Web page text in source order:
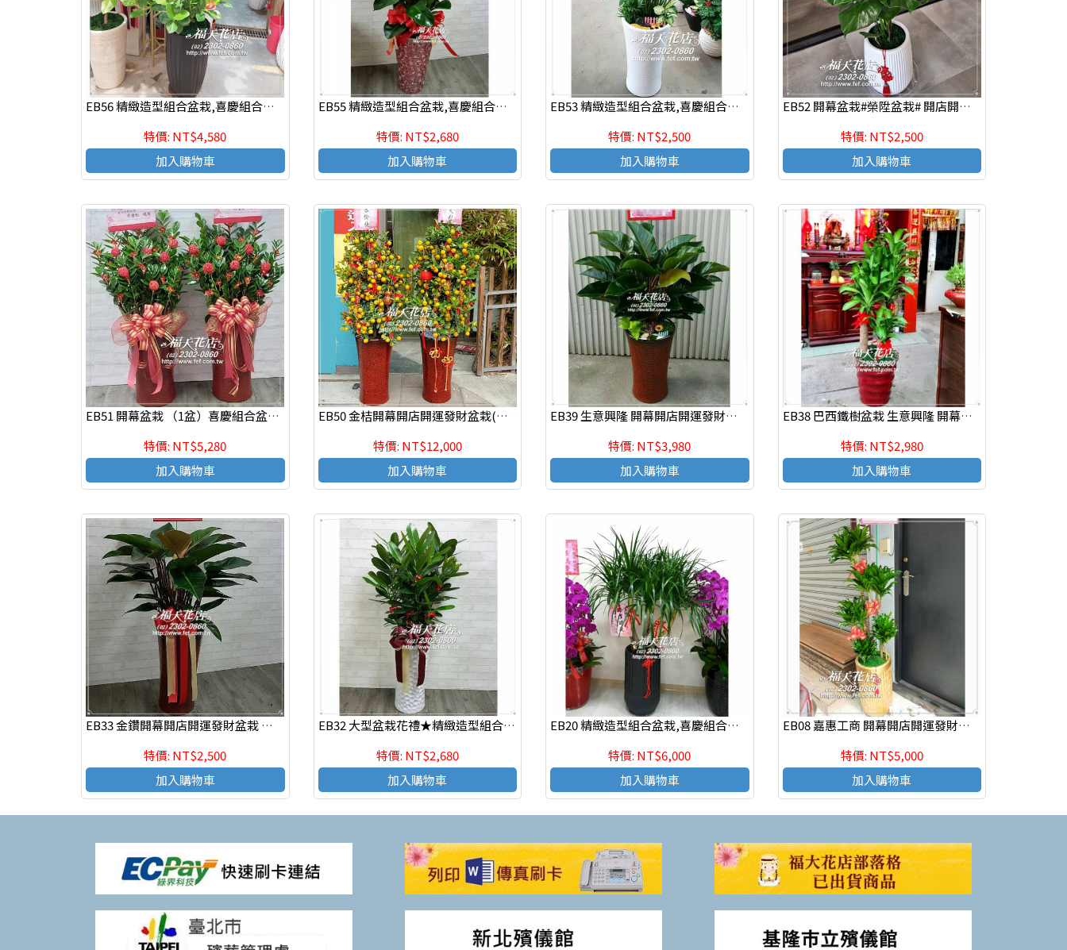
EB56 精緻造型組合盆栽,喜慶組合盆栽
特價: NT$4,580
加入購物車
EB55 精緻造型組合盆栽,喜慶組合盆栽,發表會組合盆栽,開幕組合盆栽,組合盆栽設計
特價: NT$2,680
加入購物車
EB53 精緻造型組合盆栽,喜慶組合盆栽,發表會組合盆栽,開幕組合盆栽,組合盆栽設計
特價: NT$2,500
加入購物車
EB52 開幕盆栽#榮陞盆栽# 開店開運盆栽
特價: NT$2,500
加入購物車
EB51 開幕盆栽 （1盆）喜慶組合盆栽,發表會組合盆栽
特價: NT$5,280
加入購物車
EB50 金桔開幕開店開運發財盆栽(過年限定)
特價: NT$12,000
加入購物車
EB39 生意興隆 開幕開店開運發財盆栽 喜慶組合盆栽,發表會組合盆栽
特價: NT$3,980
加入購物車
EB38 巴西鐵樹盆栽 生意興隆 開幕開店開運發財盆栽
特價: NT$2,980
加入購物車
EB33 金鑽開幕開店開運發財盆栽 喜慶組合盆栽,發表會組合盆栽
特價: NT$2,500
加入購物車
EB32 大型盆栽花禮★精緻造型組合盆栽,喜慶組合盆栽,發表會組合盆栽
特價: NT$2,680
加入購物車
EB20 精緻造型組合盆栽,喜慶組合盆栽,發表會組合盆栽,開幕組合盆栽,組合盆栽設計
特價: NT$6,000
加入購物車
EB08 嘉惠工商 開幕開店開運發財盆栽 阿波羅盆栽
特價: NT$5,000
加入購物車